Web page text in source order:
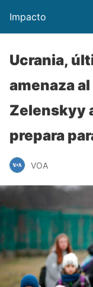
Impacto
Ucrania,
amenaza
Zelenskyy
prepara
VOA